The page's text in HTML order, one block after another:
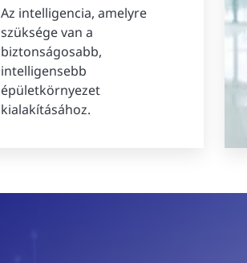
Az intelligencia, amelyre
szüksége van a
biztonságosabb,
intelligensebb
épületkörnyezet
kialakításához.